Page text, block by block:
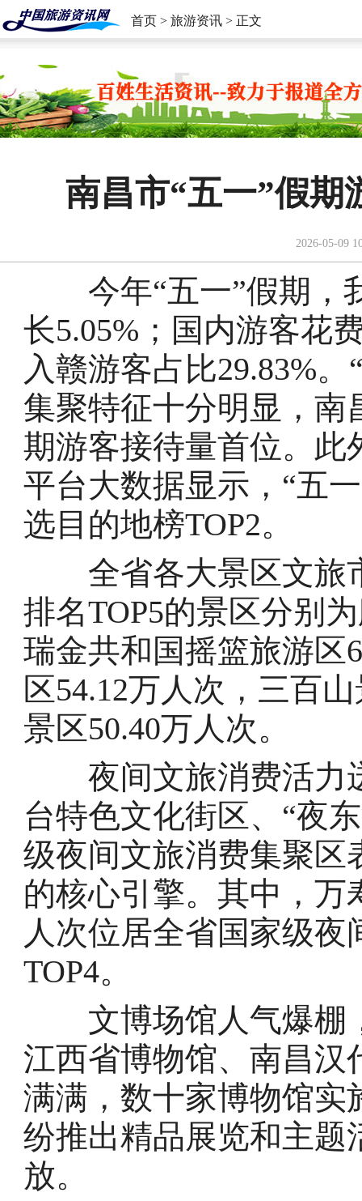
首页 > 旅游资讯 > 正文
南昌市“五一”假期
2026-05-09
今年“五一”假期，
长5.05%；国内游客花
入赣游客占比29.83%
集聚特征十分明显，南
期游客接待量首位。此
平台大数据显示，“五
选目的地榜TOP2。
全省各大景区文旅
排名TOP5的景区分别
瑞金共和国摇篮旅游区
区54.12万人次，三百
景区50.40万人次。
夜间文旅消费活力
台特色文化街区、“夜
级夜间文旅消费集聚区
的核心引擎。其中，万
人次位居全省国家级
TOP4。
文博场馆人气爆棚
江西省博物馆、南昌汉
满满，数十家博物馆实
纷推出精品展览和主题
放。